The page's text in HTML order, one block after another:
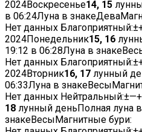
2024Воскресенье14, 15
в 06:24Луна в
Нет данных Благоприятный:±
2024Понедельник15, 16
19:12 в 06:28Луна в
Нет данных Благоприятный:±
2024Вторник16, 17 лунный
06:33Луна в
Нет данных Нейтральный:±—+
18 лунный деньПолная луна в
знакеВесыМагнитные бури: